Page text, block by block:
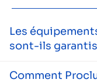
Les
sont-ils
Comment